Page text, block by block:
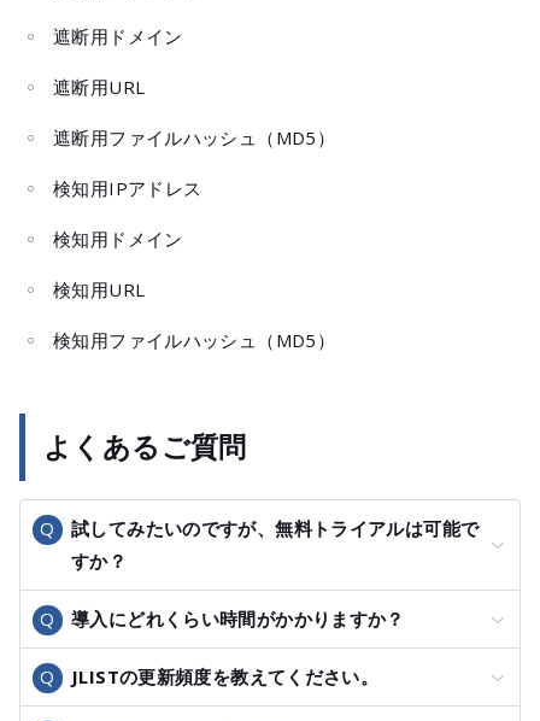
遮断用ドメイン
遮断用URL
遮断用ファイルハッシュ（MD5）
検知用IPアドレス
検知用ドメイン
検知用URL
検知用ファイルハッシュ（MD5）
よくあるご質問
試してみたいのですが、無料トライアルは可能で
すか？
導入にどれくらい時間がかかりますか？
JLISTの更新頻度を教えてください。